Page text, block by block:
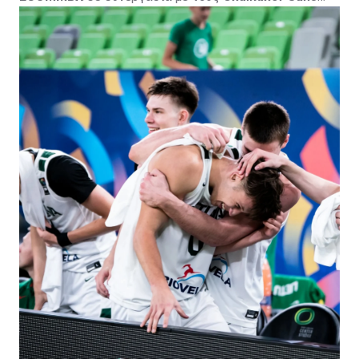
Basketball Academy , φιλοξενείται από τηνΠετρολίνα
ΑΕΚ Λάρνακαςκαι τελεί υπό την αιγίδα τηςΚυπριακής
Ομοσπονδίας Καλαθοσφαίρισης, με το
CyprusBasket.netως Media Partner.